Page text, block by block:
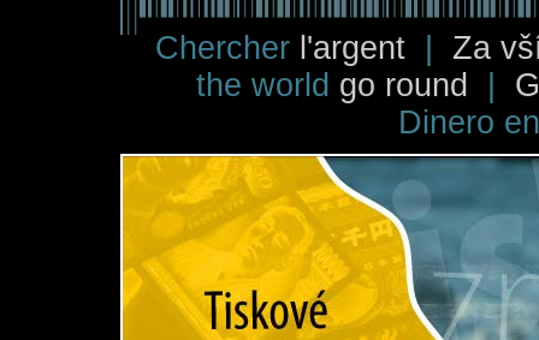
Chercherl'argent
Za
the world go round
Dinero en
Projekt pro vyšší transparentnost
Tiskové zprávy